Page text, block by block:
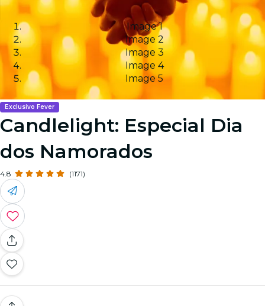
Image 1
Image 2
Image 3
Image 4
Image 5
Exclusivo Fever
Candlelight: Especial Dia
dos Namorados
4.8 (1171)